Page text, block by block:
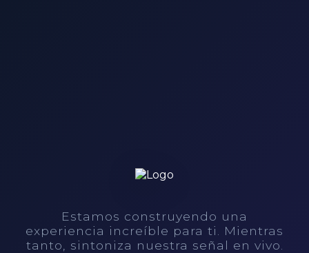
Estamos construyendo una
experiencia increíble para ti. Mientras
tanto, sintoniza nuestra señal en vivo.